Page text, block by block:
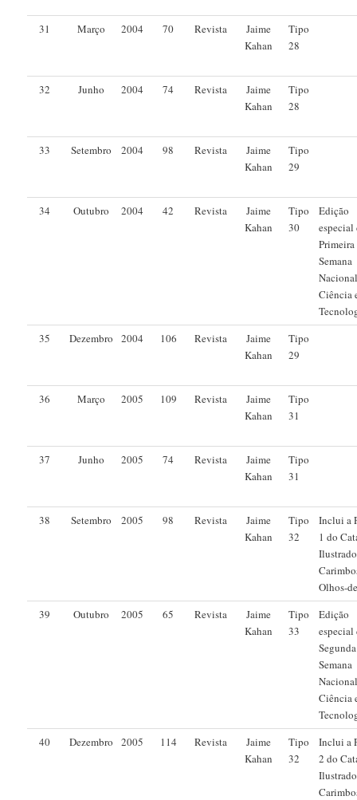
31 Março 2004 70 Revista
Jaime
Kahan
Tipo
28
32 Junho 2004 74 Revista
Jaime
Kahan
Tipo
28
33 Setembro 2004 98 Revista
Jaime
Kahan
Tipo
29
34 Outubro 2004 42 Revista
Jaime
Kahan
Tipo
30
Edição
especial
Primeira
Semana
Ciência
35
Dezembro 2004 106 Revista
Jaime
Kahan
Tipo
29
36 Março 2005 109 Revista
Jaime
Kahan
Tipo
31
37 Junho 2005 74 Revista
Jaime
Kahan
Tipo
31
38 Setembro 2005 98 Revista
Jaime
Kahan
Tipo
32
Inclui a
1 do
Olhos-
39
Outubro 2005 65 Revista
Jaime
Kahan
Tipo
33
Edição
especial
Segunda
Semana
Ciência
40
Dezembro 2005 114 Revista
Jaime
Kahan
Tipo
32
Inclui a
2 do